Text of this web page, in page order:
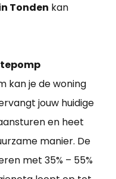
Tonden kan
kan je de woning
jouw huidige
en heet
manier. De
met 35% – 55%